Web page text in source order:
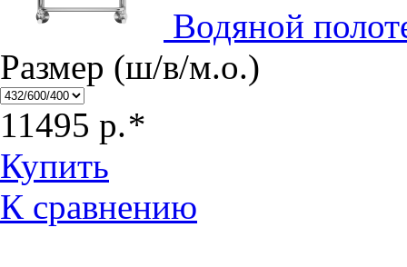
Водяной
Размер (ш/в/м.о.)
11495 р.*
Купить
К сравнению